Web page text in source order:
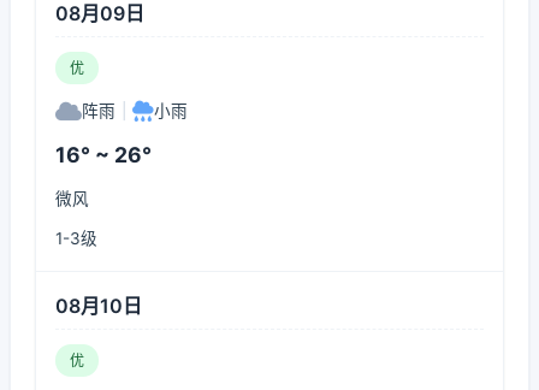
08月09日
优
阵雨 小雨
16° ~ 26°
微风
1-3级
08月10日
优